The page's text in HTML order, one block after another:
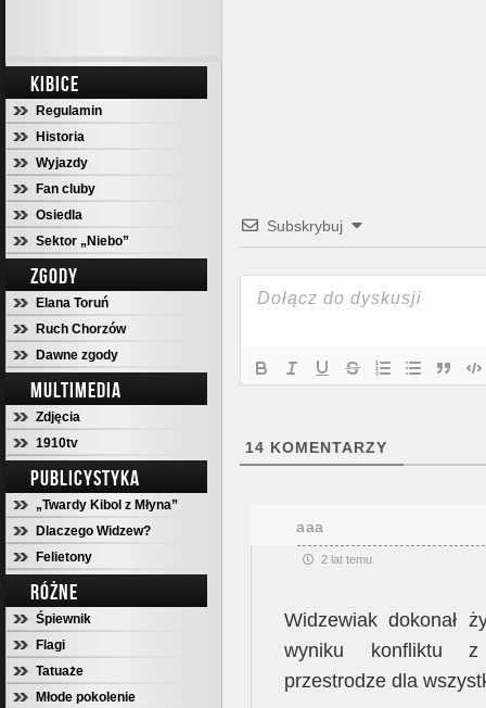
KIBICE
Regulamin
Historia
Wyjazdy
Fan cluby
Osiedla
Sektor „Niebo”
ZGODY
Elana Toruń
Ruch Chorzów
Dawne zgody
MULTIMEDIA
Zdjęcia
1910tv
PUBLICYSTYKA
„Twardy Kibol z Młyna”
Dlaczego Widzew?
Felietony
RÓŻNE
Śpiewnik
Flagi
Tatuaże
Młode pokolenie
Subskrybuj
14 KOMENTARZY
aaa
2 lat temu
Widzewiak dokonał
wyniku konfliktu z
przestrodze dla